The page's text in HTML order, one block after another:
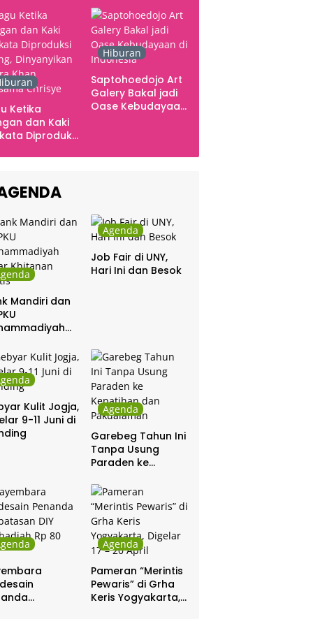
Ingatan dan Emosi
Ketika
dan Kaki
Diproduksi
Khan
Hiburan
Saptohoedojo Art
Galery Bakal jadi
Oase Kebudayaan
Mandiri dan
Agenda
Job Fair di UNY,
Hari Ini dan Besok
Kulit Jogja,
9-11 Juni di
Agenda
Garebeg Tahun Ini
Tanpa Usung
Paraden ke
Pakualaman
Agenda
Pameran “Merintis
Pewaris” di Grha
Keris Yogyakarta,